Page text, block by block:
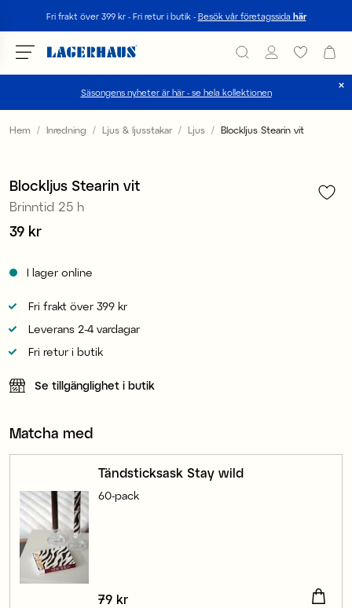
Fri frakt över 399 kr - Fri retur i butik - Besök vår företagssida här
Säsongens nyheter är här - se hela kollektionen
Välj språk / valuta
FI / EUR
Hem Inredning Ljus & ljusstakar Ljus Blockljus Stearin vit
Blockljus Stearin vit
Brinntid 25 h
Pris:39 kr
39 kr
I lager online
Fri frakt över 399 kr
Leverans 2-4 vardagar
Fri retur i butik
Se tillgänglighet i butik
Matcha med
Tändsticksask Stay wild
60-pack
Pris:79 kr
79 kr